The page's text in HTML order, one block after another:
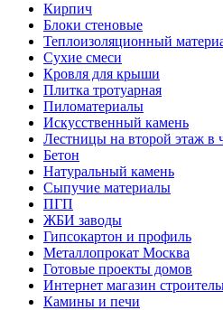
Кирпич
Блоки стеновые
Теплоизоляционный
Сухие смеси
Кровля для крыши
Плитка тротуарная
Пиломатериалы
Искусственный камень
Лестницы на второй этаж в
Бетон
Натуральный камень
Сыпучие материалы
ПГП
ЖБИ заводы
Гипсокартон и профиль
Металлопрокат Москва
Готовые проекты домов
Интернет магазин
Камины и печи